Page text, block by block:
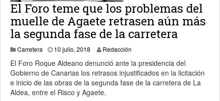
El Foro teme que los problemas del
muelle de Agaete retrasen aún más
la segunda fase de la carretera
Carretera 10 julio, 2018 10 julio, 2018
Redacción
El Foro Roque Aldeano denunció ante la presidencia del
Gobierno de Canarias los retrasos injustificados en la licitación
e inicio de las obras de la segunda fase de la carretera de La
Aldea, entre el Risco y Agaete.